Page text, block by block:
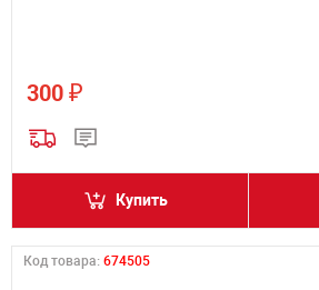
300 ₽
Купить
Код товара: 674505